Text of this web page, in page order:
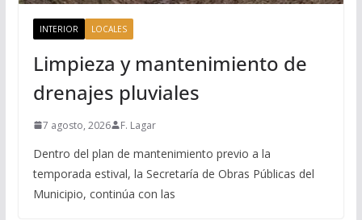
INTERIOR LOCALES
Limpieza y mantenimiento de
drenajes pluviales
7 agosto, 2026 F. Lagar
Dentro del plan de mantenimiento previo a la
temporada estival, la Secretaría de Obras Públicas del
Municipio, continúa con las